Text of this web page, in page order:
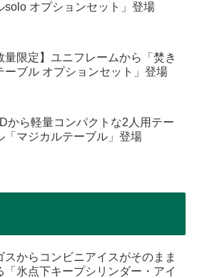
solo オプションセット」登場
量限定】ユニフレームから「焚き
ーブル オプションセット」登場
から軽量コンパクトな2人用テー
「マジカルテーブル」登場
スからコンビニアイスがそのまま
「氷点下キープシリンダー・アイ